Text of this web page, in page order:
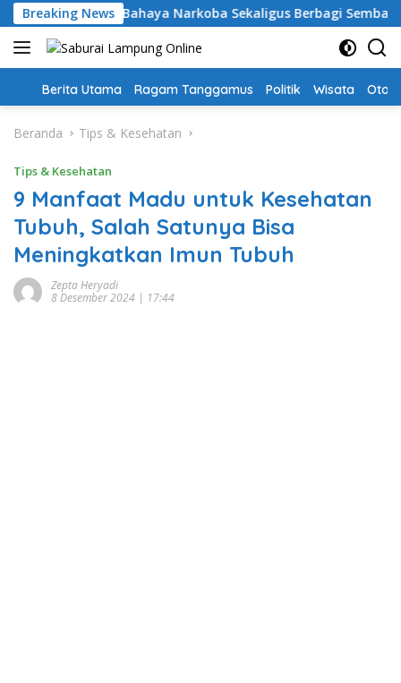
Langsung
ke
konten
Breaking News
Edukasi Bahaya Narkoba Sekaligus Berbagi Sembako
Home
Berita Utama Ragam Tanggamus Politik Wisata Oto
Beranda Tips & Kesehatan
Tips & Kesehatan
9 Manfaat Madu untuk Kesehatan
Tubuh, Salah Satunya Bisa
Meningkatkan Imun Tubuh
Zepta Heryadi
8 Desember 2024 | 17:44